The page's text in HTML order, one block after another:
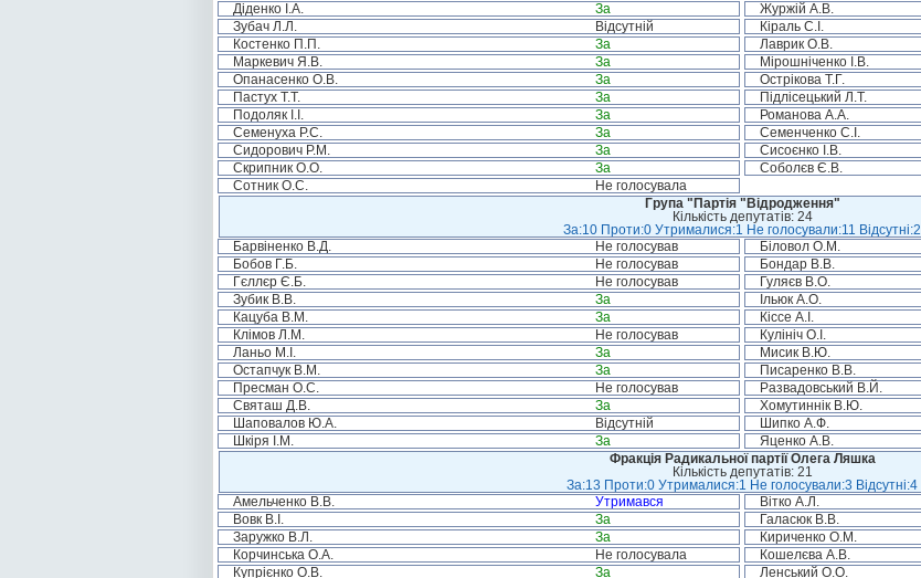
Діденко І.А.
За Журжій А.В.
Зубач Л.Л.
Відсутній Кіраль С.І.
Костенко П.П.
За Лаврик О.В.
Маркевич Я.В.
За Мірошніченко І.В.
Опанасенко О.В.
За Острікова Т.Г.
Пастух Т.Т.
За Підлісецький Л.Т.
Подоляк І.І.
За Романова А.А.
Семенуха Р.С.
За Семенченко С.І.
Сидорович Р.М.
За Сисоєнко І.В.
Скрипник О.О.
За Соболєв Є.В.
Сотник О.С.
Не голосувала
Група "Партія "Відродження"
Кількість депутатів: 24
За:10 Проти:0 Утрималися:1 Не голосували:11 Відсутні:2
Барвіненко В.Д.
Не голосував Біловол О.М.
Бобов Г.Б.
Не голосував Бондар В.В.
Гєллєр Є.Б.
Не голосував Гуляєв В.О.
Зубик В.В.
За Ільюк А.О.
Кацуба В.М.
За Кіссе А.І.
Клімов Л.М.
Не голосував Кулініч О.І.
Ланьо М.І.
За Мисик В.Ю.
Остапчук В.М.
За Писаренко В.В.
Пресман О.С.
Не голосував Развадовський В.Й.
Святаш Д.В.
За Хомутиннік В.Ю.
Шаповалов Ю.А.
Відсутній Шипко А.Ф.
Шкіря І.М.
За Яценко А.В.
Фракція Радикальної партії Олега Ляшка
Кількість депутатів: 21
За:13 Проти:0 Утрималися:1 Не голосували:3 Відсутні:4
Амельченко В.В.
Утримався Вітко А.Л.
Вовк В.І.
За Галасюк В.В.
Заружко В.Л.
За Кириченко О.М.
Корчинська О.А.
Не голосувала Кошелєва А.В.
Купрієнко О.В.
За Ленський О.О.